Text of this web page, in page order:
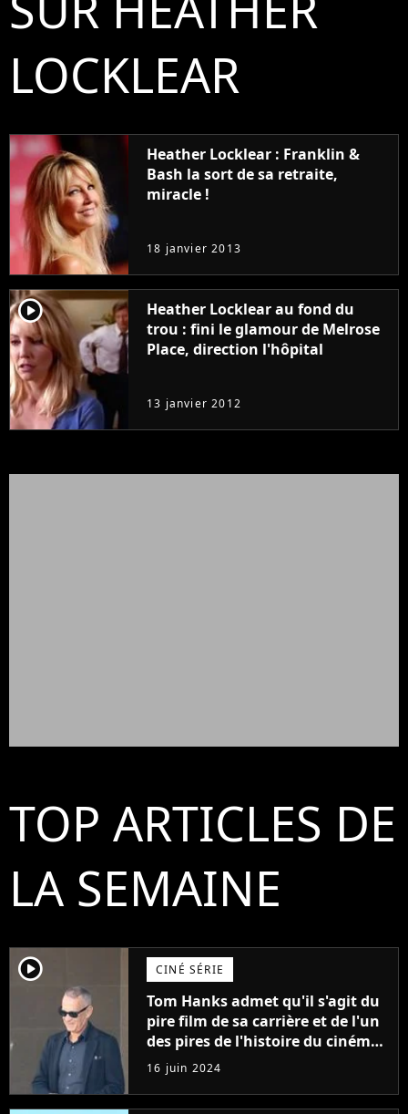
LOCKLEAR
Heather Locklear : Franklin &
Bash la sort de sa retraite,
miracle !
18 janvier 2013
player2
Heather Locklear au fond du
trou : fini le glamour de Melrose
Place, direction l'hôpital
13 janvier 2012
TOP ARTICLES DE
LA SEMAINE
player2 CINÉ SÉRIE
Tom Hanks admet qu'il s'agit du
pire film de sa carrière et de l'un
des pires de l'histoire du cinéma :
"L'un des films les plus
médiocres jamais réalisés"
16 juin 2024